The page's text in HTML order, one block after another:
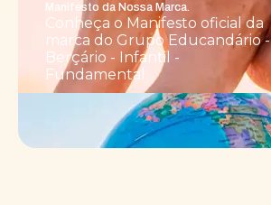
Manifesto da Nossa Marca.
Conheça o Manifesto oficial da
marca do Grupo Educandário -
Berçário - Infantil -
Fundamental.